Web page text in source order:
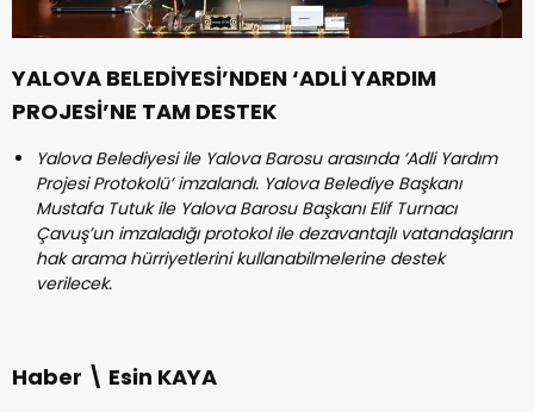
YALOVA BELEDİYESİ’NDEN‘ADLİ YARDIM
PROJESİ’NE TAM DESTEK
Yalova Belediyesi ile Yalova Barosu arasında ‘Adli Yardım
Projesi Protokolü’ imzalandı. Yalova Belediye Başkanı
Mustafa Tutuk ile Yalova Barosu Başkanı Elif Turnacı
Çavuş’un imzaladığı protokol ile dezavantajlı vatandaşların
hak arama hürriyetlerini kullanabilmelerine destek
verilecek.
Haber \ Esin KAYA